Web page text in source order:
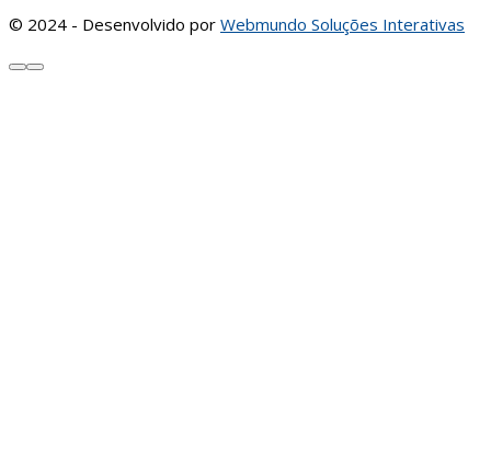
© 2024 - Desenvolvido por Webmundo Soluções Interativas